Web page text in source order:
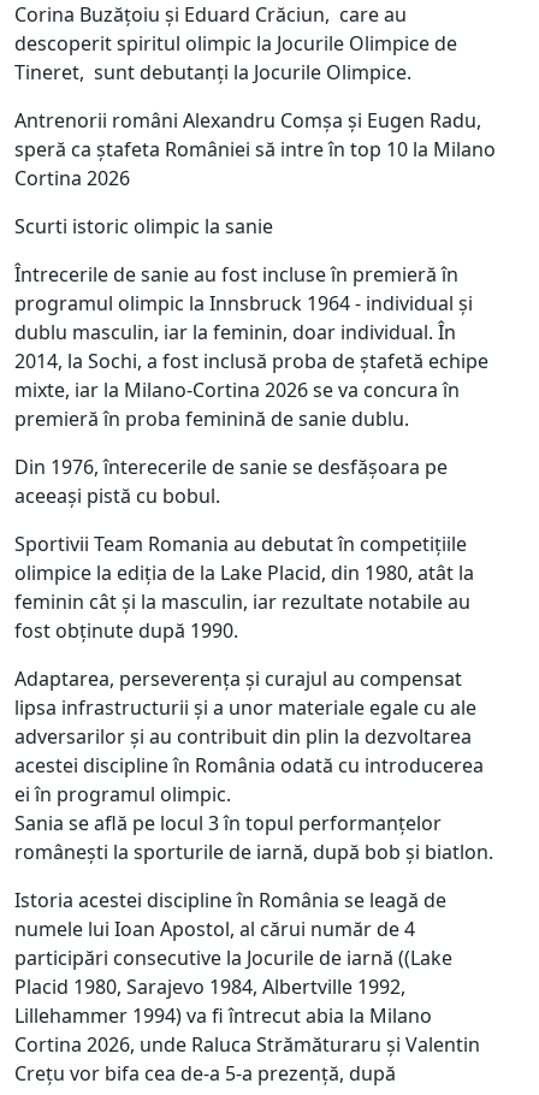
Corina Buzățoiu și Eduard Crăciun, care au
descoperit spiritul olimpic la Jocurile Olimpice de
Tineret, sunt debutanți la Jocurile Olimpice.
Antrenorii români Alexandru Comșa și Eugen Radu,
speră ca ștafeta României să intre în top 10 la Milano
Cortina 2026
Scurti istoric olimpic la sanie
Întrecerile de sanie au fost incluse în premieră în
programul olimpic la Innsbruck 1964 - individual și
dublu masculin, iar la feminin, doar individual. În
2014, la Sochi, a fost inclusă proba de ștafetă echipe
mixte, iar la Milano-Cortina 2026 se va concura în
premieră în proba feminină de sanie dublu.
Din 1976, înterecerile de sanie se desfășoara pe
aceeași pistă cu bobul.
Sportivii Team Romania au debutat în competițiile
olimpice la ediția de la Lake Placid, din 1980, atât la
feminin cât și la masculin, iar rezultate notabile au
fost obținute după 1990.
Adaptarea, perseverența și curajul au compensat
lipsa infrastructurii și a unor materiale egale cu ale
adversarilor și au contribuit din plin la dezvoltarea
acestei discipline în România odată cu introducerea
ei în programul olimpic.
Sania se află pe locul 3 în topul performanțelor
românești la sporturile de iarnă, după bob și biatlon.
Istoria acestei discipline în România se leagă de
numele lui Ioan Apostol, al cărui număr de 4
participări consecutive la Jocurile de iarnă ((Lake
Placid 1980, Sarajevo 1984, Albertville 1992,
Lillehammer 1994) va fi întrecut abia la Milano
Cortina 2026, unde Raluca Strămăturaru și Valentin
Crețu vor bifa cea de-a 5-a prezență, după